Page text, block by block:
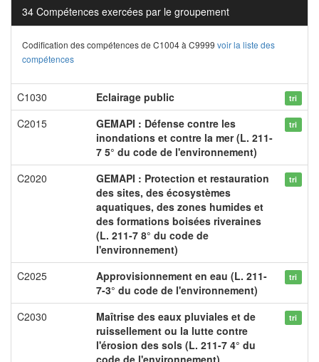
34 Compétences exercées par le groupement
Codification des compétences de C1004 à C9999 voir la liste des
compétences
C1030 Eclairage public tri
C2015
GEMAPI : Défense contre les
inondations et contre la mer (L. 211-
7 5° du code de l'environnement)
tri
C2020
GEMAPI : Protection et restauration
des sites, des écosystèmes
aquatiques, des zones humides et
des formations boisées riveraines
(L. 211-7 8° du code de
l'environnement)
tri
C2025
Approvisionnement en eau (L. 211-
7-3° du code de l'environnement)
tri
C2030
Maîtrise des eaux pluviales et de
ruissellement ou la lutte contre
l'érosion des sols (L. 211-7 4° du
code de l'environnement)
tri